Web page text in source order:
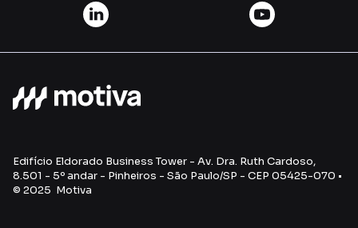
Edifício Eldorado Business Tower - Av. Dra. Ruth Cardoso,
8.501 - 5º andar - Pinheiros - São Paulo/SP - CEP 05425-070 •
© 2025 Motiva